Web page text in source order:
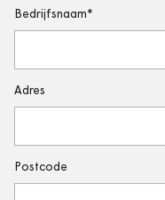
Bedrijfsnaam
Adres
Postcode